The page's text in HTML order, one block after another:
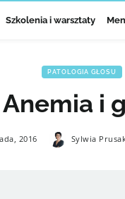
Szkolenia i warsztaty
PATOLOGIA GŁOSU
Anemia i
2016 Sylwia